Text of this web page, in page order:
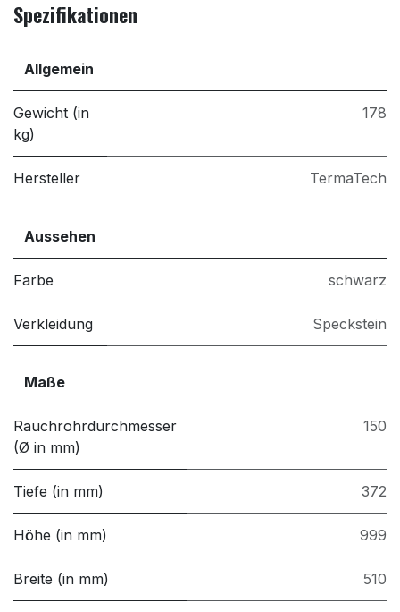
Spezifikationen
Allgemein
Gewicht (in
kg)
178
Hersteller TermaTech
Aussehen
Farbe schwarz
Verkleidung Speckstein
Maße
Rauchrohrdurchmesser
(Ø in mm)
150
Tiefe (in mm) 372
Höhe (in mm) 999
Breite (in mm) 510